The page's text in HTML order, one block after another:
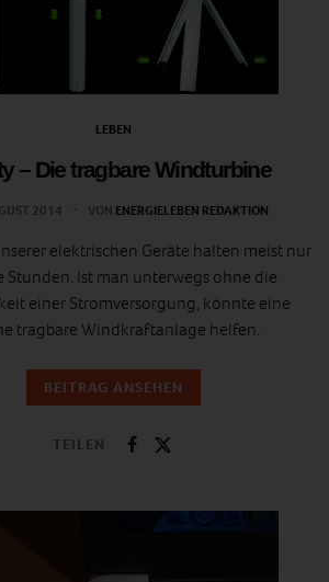
LEBEN
– Die tragbare Windturbine
2014 VON ENERGIELEBEN REDAKTION
elektrischen Geräte halten meist nur
Stunden. Ist man unterwegs ohne die
einer Stromversorgung, könnte eine
tragbare Windkraftanlage helfen.
BEITRAG ANSEHEN
TEILEN